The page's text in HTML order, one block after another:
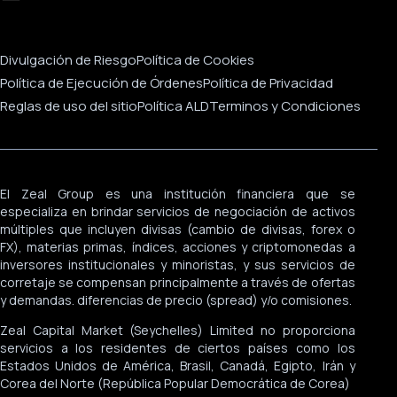
Divulgación de RiesgoPolítica de Cookies
Política de Ejecución de ÓrdenesPolítica de Privacidad
Reglas de uso del sitioPolítica ALDTerminos y Condiciones
El Zeal Group es una institución financiera que se
especializa en brindar servicios de negociación de activos
múltiples que incluyen divisas (cambio de divisas, forex o
FX), materias primas, índices, acciones y criptomonedas a
inversores institucionales y minoristas, y sus servicios de
corretaje se compensan principalmente a través de ofertas
y demandas. diferencias de precio (spread) y/o comisiones.
Zeal Capital Market (Seychelles) Limited no proporciona
servicios a los residentes de ciertos países como los
Estados Unidos de América, Brasil, Canadá, Egipto, Irán y
Corea del Norte (República Popular Democrática de Corea)